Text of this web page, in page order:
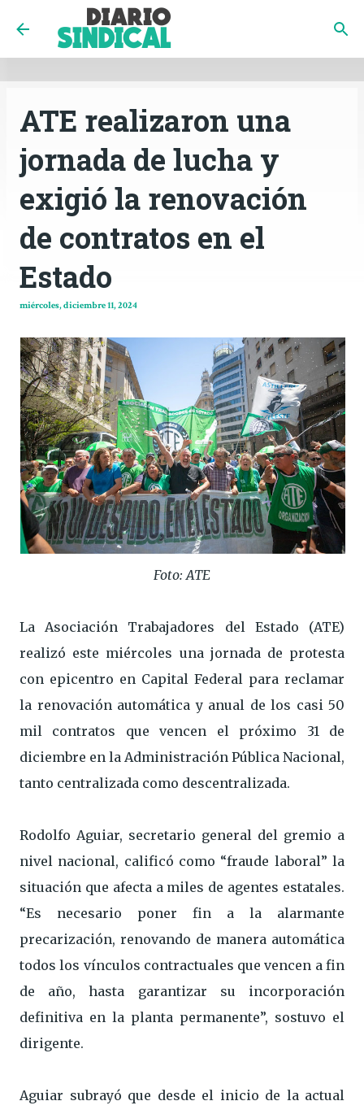
INICIO CÓRDOBA
Ir al contenido principal
ATE realizaron una
jornada de lucha y
exigió la renovación
de contratos en el
Estado
miércoles, diciembre 11, 2024
Foto: ATE
La Asociación Trabajadores del Estado (ATE)
realizó este miércoles una jornada de protesta
con epicentro en Capital Federal para reclamar
la renovación automática y anual de los casi 50
mil contratos que vencen el próximo 31 de
diciembre en la Administración Pública Nacional,
tanto centralizada como descentralizada.
Rodolfo Aguiar, secretario general del gremio a
nivel nacional, calificó como “fraude laboral” la
situación que afecta a miles de agentes estatales.
“Es necesario poner fin a la alarmante
precarización, renovando de manera automática
todos los vínculos contractuales que vencen a fin
de año, hasta garantizar su incorporación
definitiva en la planta permanente”, sostuvo el
dirigente.
Aguiar subrayó que desde el inicio de la actual